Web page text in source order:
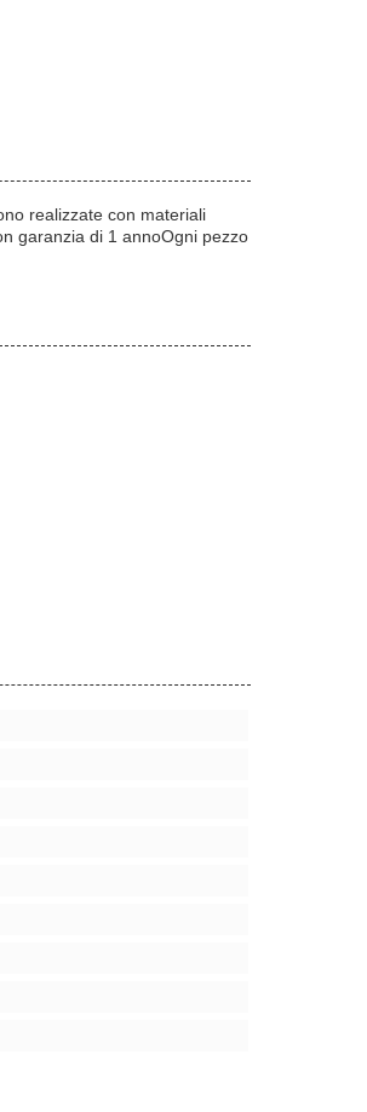
realizzate con materiali
garanzia di 1 annoOgni pezzo